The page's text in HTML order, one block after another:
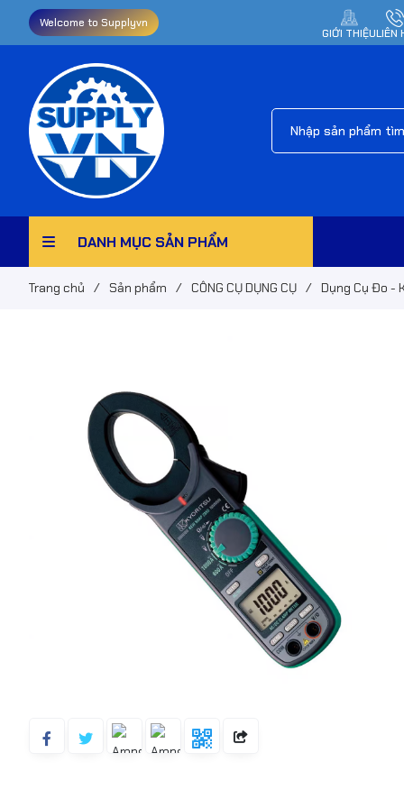
Welcome to Supplyvn
GIỚI THIỆULIÊN
DANH MỤC SẢN PHẨM
Trang chủ / Sản phẩm / CÔNG CỤ DỤNG CỤ / Dụng Cụ Đo -